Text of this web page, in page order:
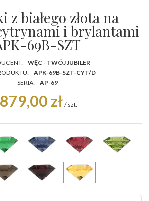
z białego złota na
i brylantami
69B-SZT
WĘC - TWÓJ JUBILER
APK-69B-SZT-CYT/D
SERIA:
AP-69
zł / szt.